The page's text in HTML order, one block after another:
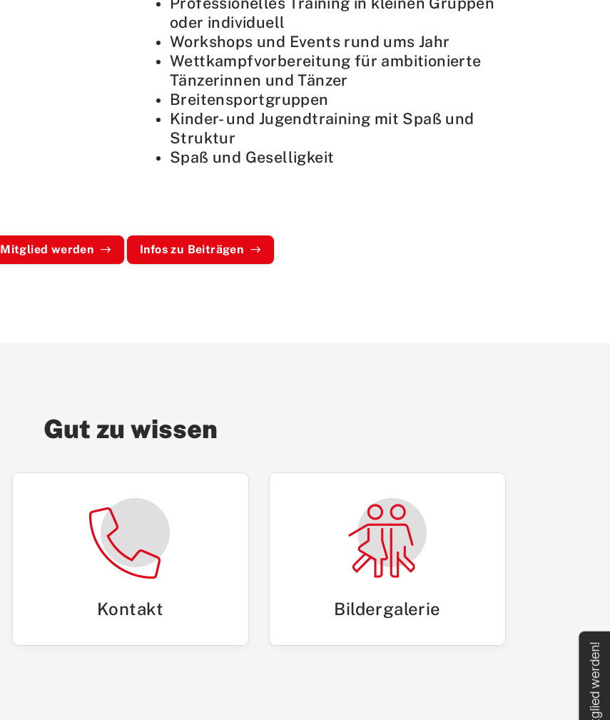
oder individuell
Workshops und Events rund ums Jahr
Wettkampfvorbereitung für ambitionierte
Tänzerinnen und Tänzer
Breitensportgruppen
Kinder- und Jugendtraining mit Spaß und
Struktur
Spaß und Geselligkeit
Mitglied werden Infos zu Beiträgen
Gut zu wissen
Kontakt Bildergalerie
Mitglied werden!
Deine Ansprechpartner